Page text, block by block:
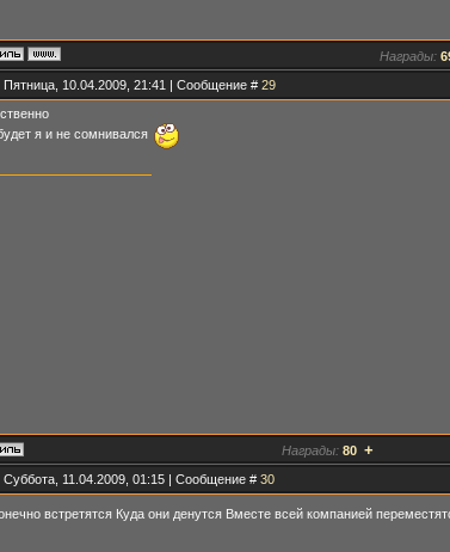
Награды:
Пятница, 10.04.2009, 21:41 | Сообщение # 29
я и не сомнивался
Награды: 80 +
Суббота, 11.04.2009, 01:15 | Сообщение # 30
встретятся Куда они денутся Вместе всей компанией